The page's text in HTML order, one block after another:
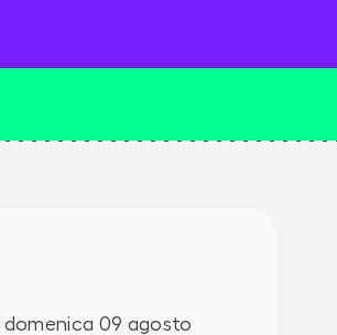
domenica 09 agosto